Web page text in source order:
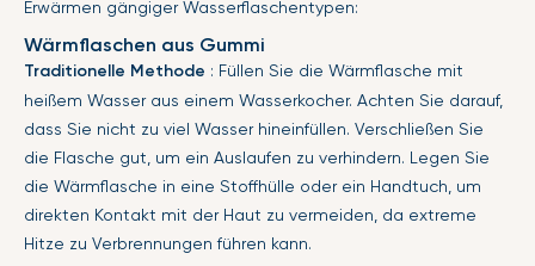
Erwärmen gängiger Wasserflaschentypen:
Wärmflaschen aus Gummi
Traditionelle Methode : Füllen Sie die Wärmflasche mit
heißem Wasser aus einem Wasserkocher. Achten Sie darauf,
dass Sie nicht zu viel Wasser hineinfüllen. Verschließen Sie
die Flasche gut, um ein Auslaufen zu verhindern. Legen Sie
die Wärmflasche in eine Stoffhülle oder ein Handtuch, um
direkten Kontakt mit der Haut zu vermeiden, da extreme
Hitze zu Verbrennungen führen kann.